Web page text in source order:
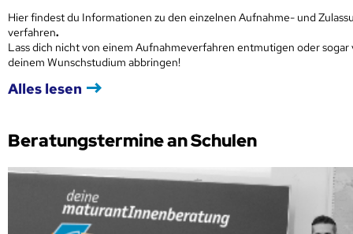
Hier findest du Informationen zu den einzelnen Aufnahme- und
verfahren.
Lass dich nicht von einem Aufnahmeverfahren entmutigen oder sogar
deinem Wunschstudium abbringen!
Alles lesen
Beratungstermine an Schulen